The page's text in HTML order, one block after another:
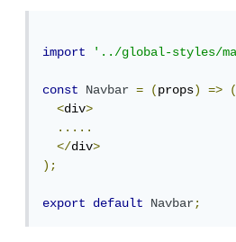
import '../global-styles/
const Navbar = (props) =>
(
<div>
.....
</div>
);
export default Navbar;